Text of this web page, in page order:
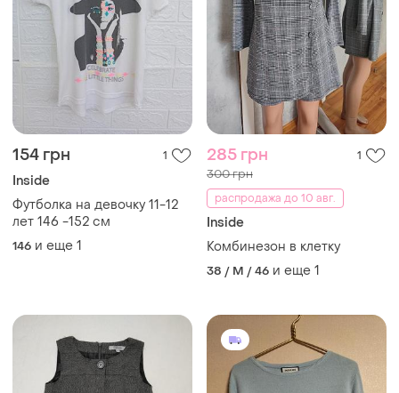
154 грн 1
Inside
Футболка на девочку 11-12
лет 146 -152 см
146 и еще 1
285 грн 1
300 грн
распродажа до 10 авг.
Inside
Комбинезон в клетку
38 / M / 46 и еще 1